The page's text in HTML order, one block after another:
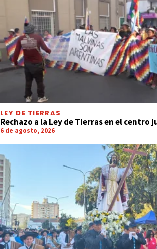
LEY DE TIERRAS
Rechazo a la Ley de Tierras en el centro
6 de agosto, 2026